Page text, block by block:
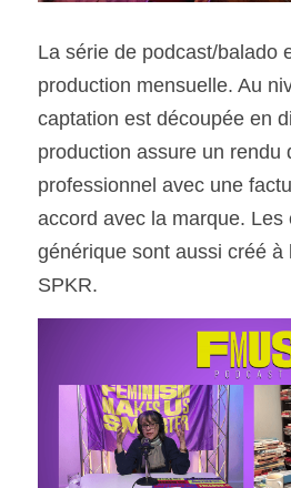
La série de podcast/balado
production mensuelle. Au
captation est découpée en
production assure un rendu
professionnel avec une
accord avec la marque. Les
générique sont aussi créé à
SPKR.